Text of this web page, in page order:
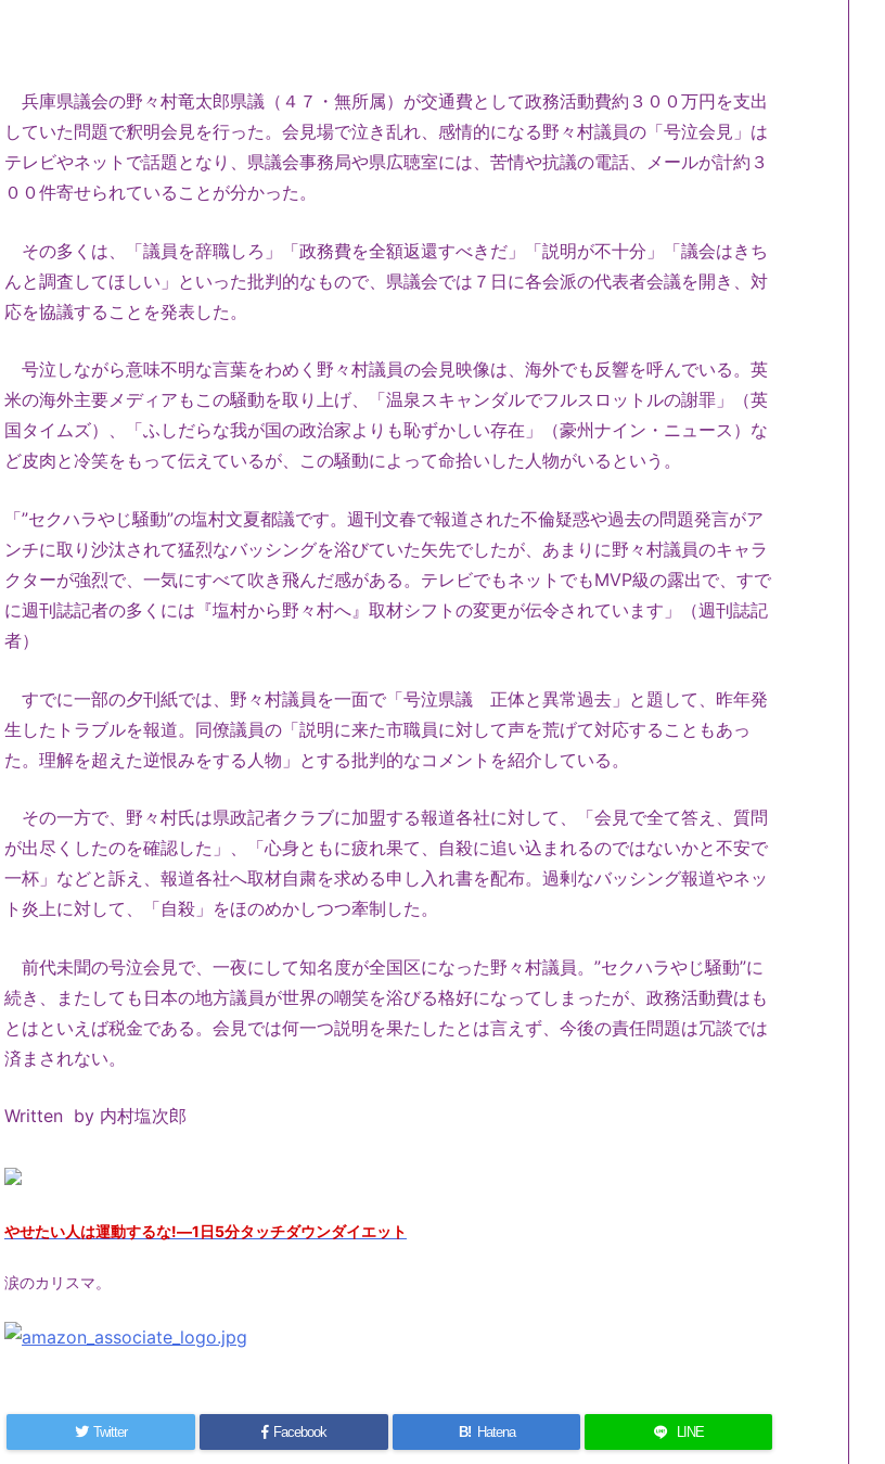
兵庫県議会の野々村竜太郎県議（４７・無所属）が交通費として政務活動費約３００万円を支出
していた問題で釈明会見を行った。会見場で泣き乱れ、感情的になる野々村議員の「号泣会見」は
テレビやネットで話題となり、県議会事務局や県広聴室には、苦情や抗議の電話、メールが計約３
００件寄せられていることが分かった。
その多くは、「議員を辞職しろ」「政務費を全額返還すべきだ」「説明が不十分」「議会はきち
んと調査してほしい」といった批判的なもので、県議会では７日に各会派の代表者会議を開き、対
応を協議することを発表した。
号泣しながら意味不明な言葉をわめく野々村議員の会見映像は、海外でも反響を呼んでいる。英
米の海外主要メディアもこの騒動を取り上げ、「温泉スキャンダルでフルスロットルの謝罪」（英
国タイムズ）、「ふしだらな我が国の政治家よりも恥ずかしい存在」（豪州ナイン・ニュース）な
ど皮肉と冷笑をもって伝えているが、この騒動によって命拾いした人物がいるという。
「”セクハラやじ騒動”の塩村文夏都議です。週刊文春で報道された不倫疑惑や過去の問題発言がア
ンチに取り沙汰されて猛烈なバッシングを浴びていた矢先でしたが、あまりに野々村議員のキャラ
クターが強烈で、一気にすべて吹き飛んだ感がある。テレビでもネットでもMVP級の露出で、すで
に週刊誌記者の多くには『塩村から野々村へ』取材シフトの変更が伝令されています」（週刊誌記
者）
すでに一部の夕刊紙では、野々村議員を一面で「号泣県議 正体と異常過去」と題して、昨年発
生したトラブルを報道。同僚議員の「説明に来た市職員に対して声を荒げて対応することもあっ
た。理解を超えた逆恨みをする人物」とする批判的なコメントを紹介している。
その一方で、野々村氏は県政記者クラブに加盟する報道各社に対して、「会見で全て答え、質問
が出尽くしたのを確認した」、「心身ともに疲れ果て、自殺に追い込まれるのではないかと不安で
一杯」などと訴え、報道各社へ取材自粛を求める申し入れ書を配布。過剰なバッシング報道やネッ
ト炎上に対して、「自殺」をほのめかしつつ牽制した。
前代未聞の号泣会見で、一夜にして知名度が全国区になった野々村議員。”セクハラやじ騒動”に
続き、またしても日本の地方議員が世界の嘲笑を浴びる格好になってしまったが、政務活動費はも
とはといえば税金である。会見では何一つ説明を果たしたとは言えず、今後の責任問題は冗談では
済まされない。
Written by 内村塩次郎
やせたい人は運動するな!―1日5分タッチダウンダイエット
涙のカリスマ。
Twitter Facebook B! Hatena LINE